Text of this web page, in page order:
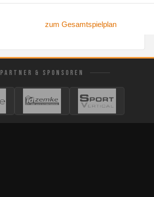
zum Gesamtspielplan
PARTNER & SPONSOREN